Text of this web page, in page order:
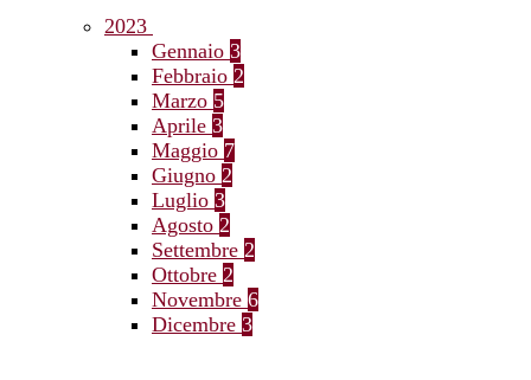
2023
Gennaio 3
Febbraio 2
Marzo 5
Aprile 3
Maggio 7
Giugno 2
Luglio 3
Agosto 2
Settembre 2
Ottobre 2
Novembre 6
Dicembre 3